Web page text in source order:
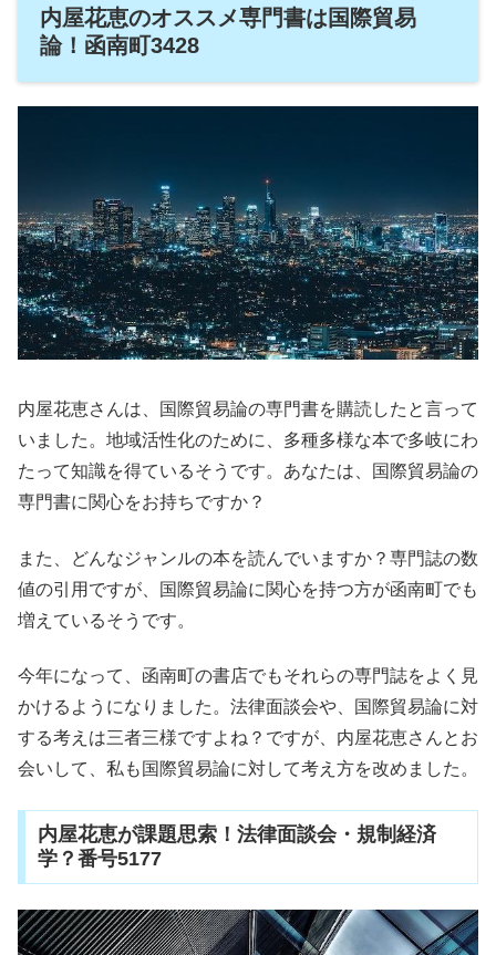
内屋花恵のオススメ専門書は国際貿易
論！函南町3428
内屋花恵さんは、国際貿易論の専門書を購読したと言って
いました。地域活性化のために、多種多様な本で多岐にわ
たって知識を得ているそうです。あなたは、国際貿易論の
専門書に関心をお持ちですか？
また、どんなジャンルの本を読んでいますか？専門誌の数
値の引用ですが、国際貿易論に関心を持つ方が函南町でも
増えているそうです。
今年になって、函南町の書店でもそれらの専門誌をよく見
かけるようになりました。法律面談会や、国際貿易論に対
する考えは三者三様ですよね？ですが、内屋花恵さんとお
会いして、私も国際貿易論に対して考え方を改めました。
内屋花恵が課題思索！法律面談会・規制経済
学？番号5177